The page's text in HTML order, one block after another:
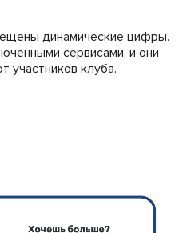
динамические цифры.
сервисами, и они
участников клуба.